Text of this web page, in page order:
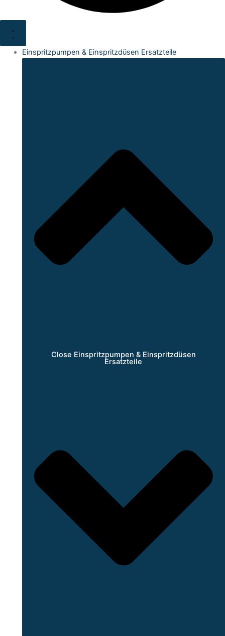
Einspritzpumpen & Einspritzdüsen Ersatzteile
Close Einspritzpumpen & Einspritzdüsen
Ersatzteile